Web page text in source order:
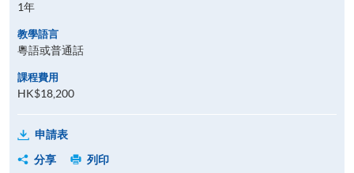
1年
教學語言
粵語或普通話
課程費用
HK$18,200
申請表
分享
列印